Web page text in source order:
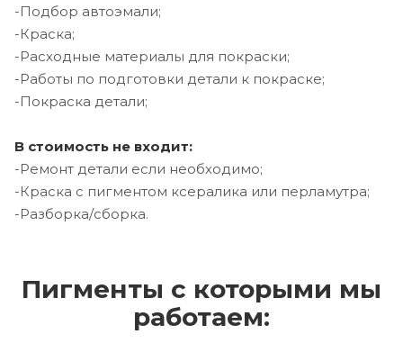
-Подбор автоэмали;
-Краска;
-Расходные материалы для покраски;
-Работы по подготовки детали к покраске;
-Покраска детали;
В стоимость не входит:
-Ремонт детали если необходимо;
-Краска с пигментом ксералика или перламутра;
-Разборка/сборка.
Пигменты с которыми мы
работаем: